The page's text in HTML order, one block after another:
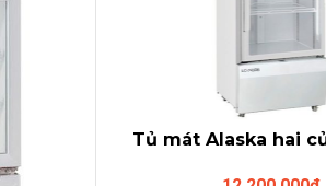
Tủ mát Alaska hai